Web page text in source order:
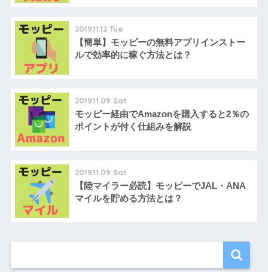
2019.11.12 Tue
【簡単】モッピーの無料アプリインストー
ルで効率的に稼ぐ方法とは？
2019.11.09 Sat
モッピー経由でAmazonを購入すると2％の
ポイントが付く仕組みを解説
2019.11.09 Sat
【陸マイラー必読】モッピーでJAL・ANA
マイルを貯める方法とは？